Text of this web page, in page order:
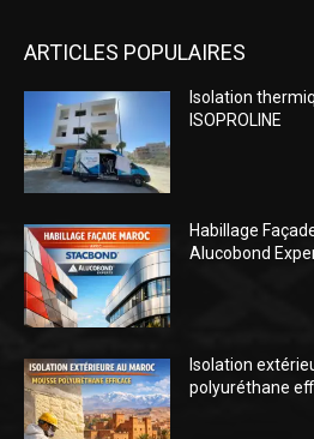
ARTICLES POPULAIRES
Isolation
ISOPROLINE
Habillage
Alucobond
Isolation
polyuréthane